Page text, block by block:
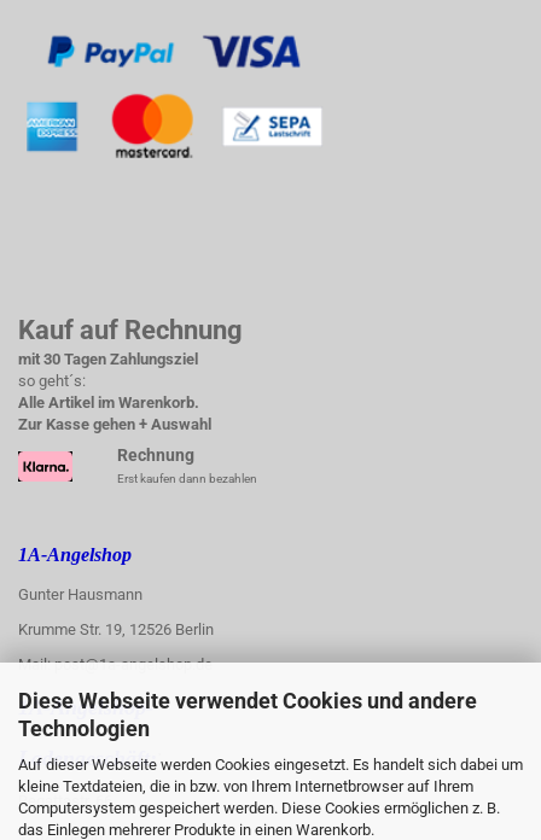
Diese Webseite verwendet Cookies und andere
Technologien
Auf dieser Webseite werden Cookies eingesetzt. Es handelt sich dabei um
kleine Textdateien, die in bzw. von Ihrem Internetbrowser auf Ihrem
Computersystem gespeichert werden. Diese Cookies ermöglichen z. B.
das Einlegen mehrerer Produkte in einen Warenkorb.
Kauf auf Rechnung
mit 30 Tagen Zahlungsziel
so geht´s:
Alle Artikel im Warenkorb.
Zur Kasse gehen + Auswahl
Rechnung
Erst kaufen dann bezahlen
1A-Angelshop
Gunter Hausmann
Krumme Str. 19, 12526 Berlin
Mail: post@1a-angelshop.de
1A-Angelshop-
Ladengeschäft::
Regattastr. 66
12527 Berlin